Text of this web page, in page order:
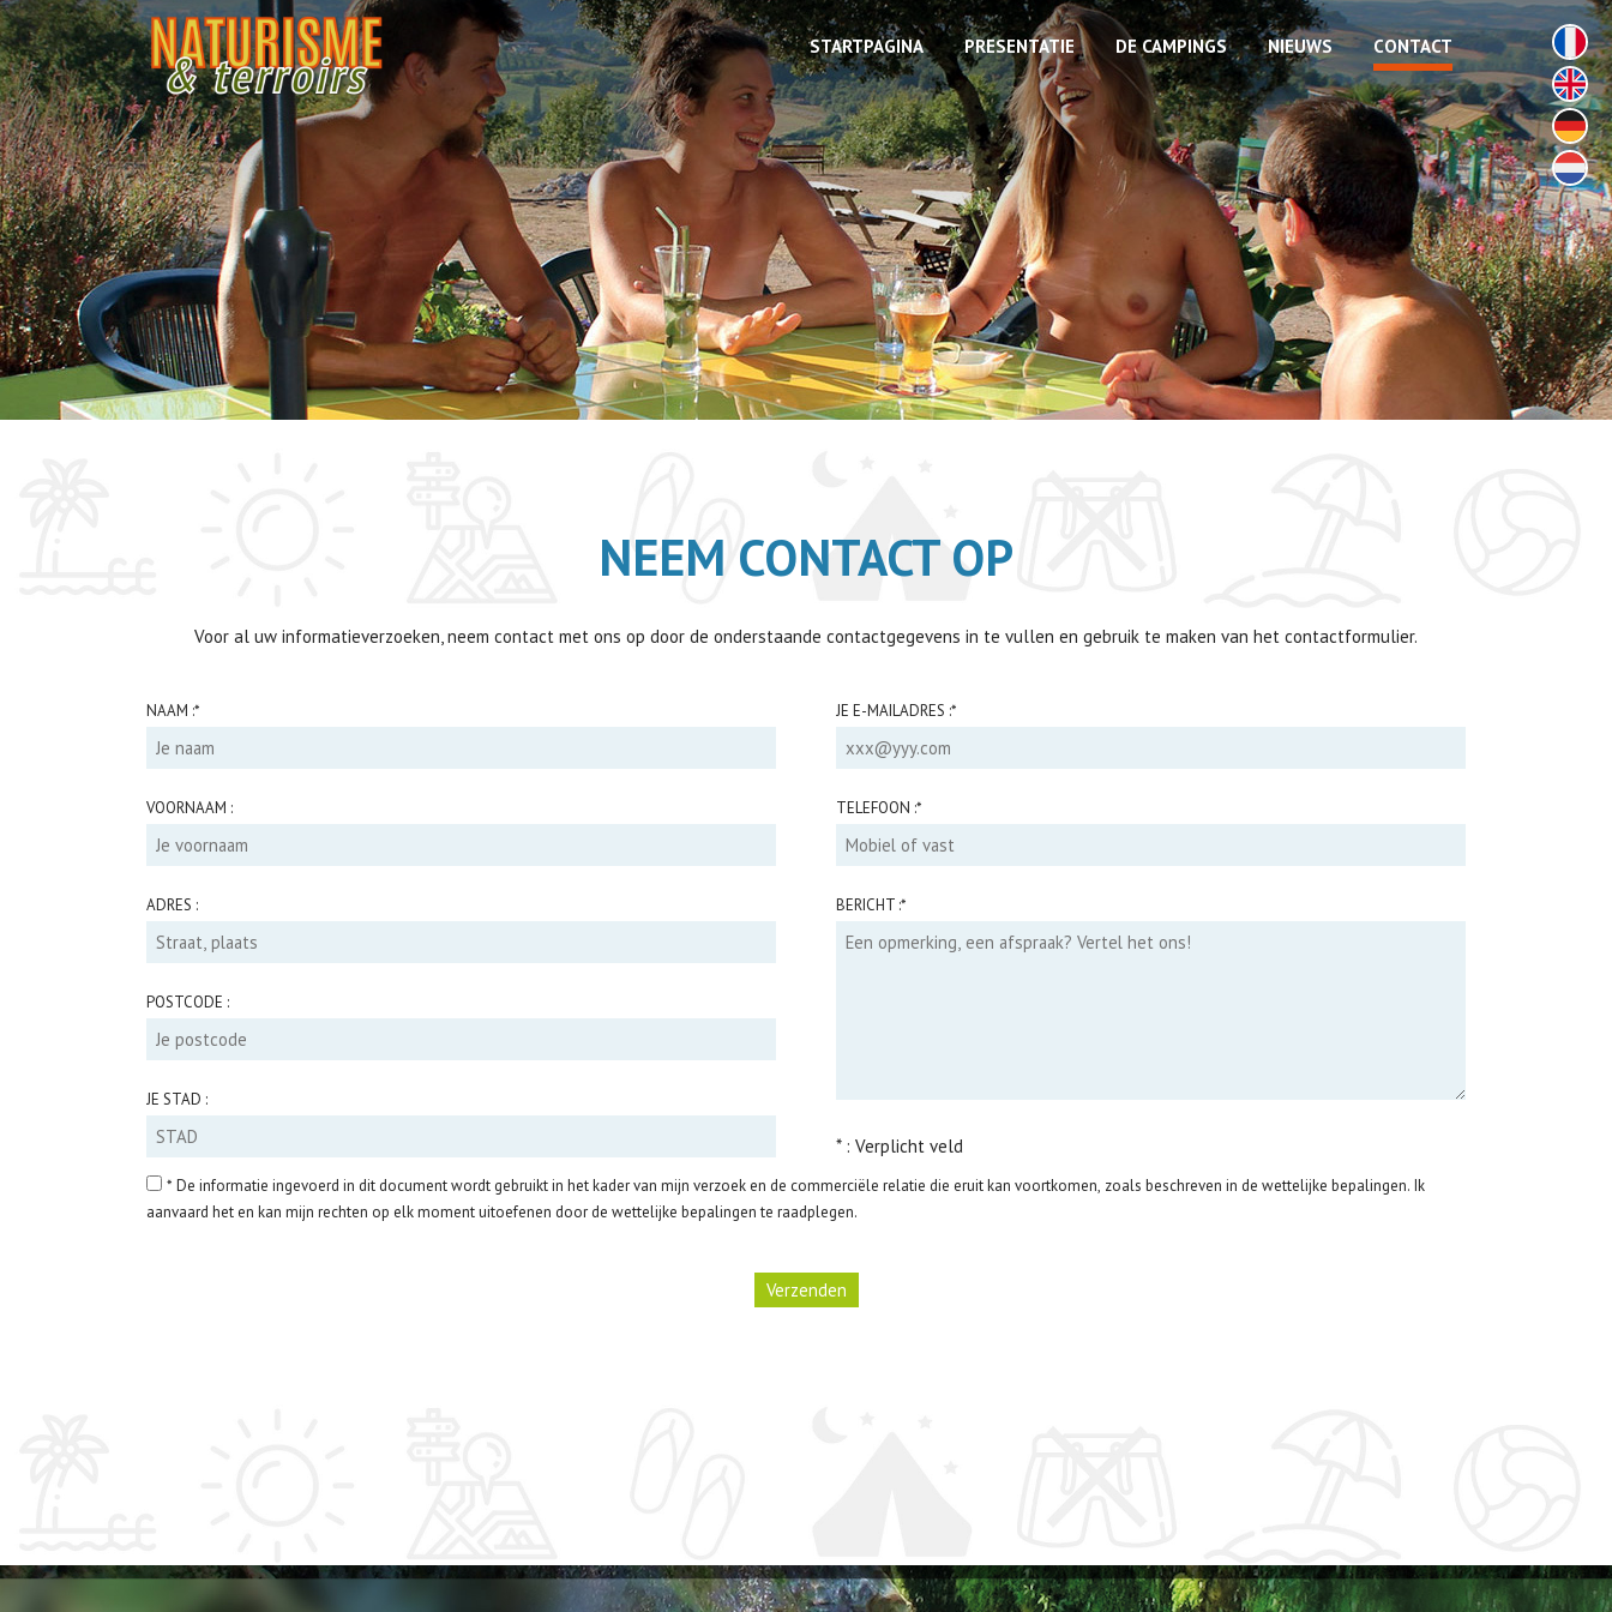
STARTPAGINA PRESENTATIE DE CAMPINGS NIEUWS CONTACT
NEEM CONTACT OP
Voor al uw informatieverzoeken, neem contact met ons op door de onderstaande contactgegevens in te vullen en gebruik te maken van het contactformulier.
NAAM :*
VOORNAAM :
ADRES :
POSTCODE :
JE STAD :
JE E-MAILADRES :*
TELEFOON :*
BERICHT :*
* : Verplicht veld
* De informatie ingevoerd in dit document wordt gebruikt in het kader van mijn verzoek en de commerciële relatie die eruit kan voortkomen, zoals beschreven in de wettelijke bepalingen. Ik
aanvaard het en kan mijn rechten op elk moment uitoefenen door de wettelijke bepalingen te raadplegen.
Verzenden